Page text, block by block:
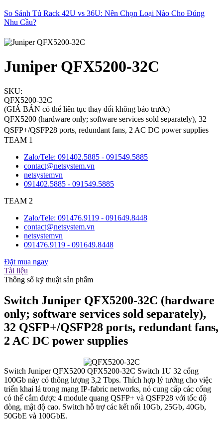
So Sánh Tủ Rack 42U vs 36U: Nên Chọn Loại Nào Cho Đúng
Nhu Cầu?
Juniper QFX5200-32C
SKU:
QFX5200-32C
(GIÁ BÁN có thể liên tục thay đổi không báo trước)
QFX5200 (hardware only; software services sold separately), 32
QSFP+/QSFP28 ports, redundant fans, 2 AC DC power supplies
TEAM 1
Zalo/Tele: 091402.5885 - 091549.5885
contact@netsystem.vn
netsystemvn
091402.5885 - 091549.5885
TEAM 2
Zalo/Tele: 091476.9119 - 091649.8448
contact@netsystem.vn
netsystemvn
091476.9119 - 091649.8448
Đặt mua ngay
Tài liệu
Thông số kỹ thuật sản phẩm
Switch Juniper QFX5200-32C (hardware
only; software services sold separately),
32 QSFP+/QSFP28 ports, redundant fans,
2 AC DC power supplies
Switch Juniper QFX5200 QFX5200-32C Switch 1U 32 cổng
100Gb này có thông lượng 3,2 Tbps. Thích hợp lý tưởng cho việc
triển khai lá trong mạng IP-fabric networks, nó cung cấp các cổng
có thể cắm được 4 module quang QSFP+ và QSFP28 với tốc độ
dòng, mật độ cao. Switch hỗ trợ các kết nối 10Gb, 25Gb, 40Gb,
50GbE và 100GbE.